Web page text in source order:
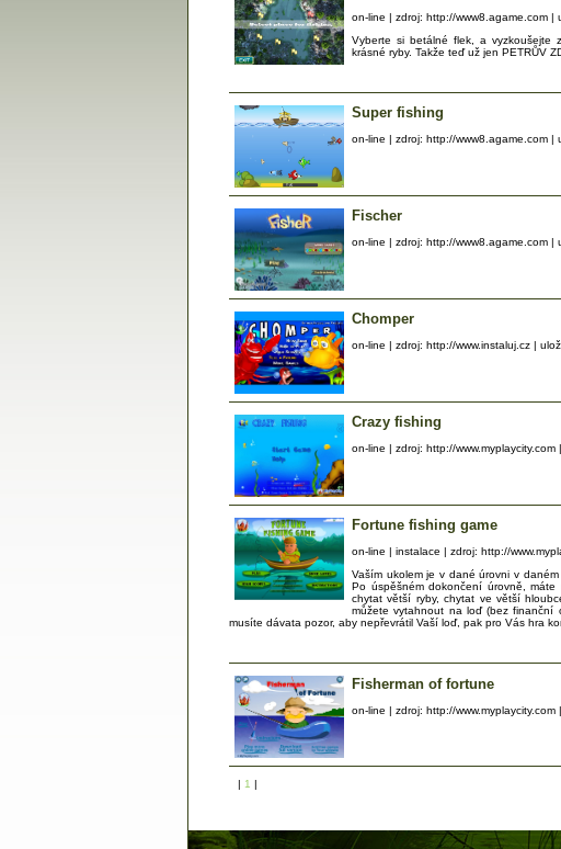
on-line | zdroj: http://www8.agame.com |
Vyberte si betálné flek, a vyzkoušejte
krásné ryby. Takže teď už jen PETRŮV
Super fishing
on-line | zdroj: http://www8.agame.com |
Fischer
on-line | zdroj: http://www8.agame.com |
Chomper
on-line | zdroj: http://www.instaluj.cz |
Crazy fishing
on-line | zdroj: http://
Fortune fishing game
on-line | instalace | zdroj: http://
Vaším ukolem je v dané úrovni v
Po úspěšném dokončení úrovně,
chytat větší ryby, chytat ve větší
můžete vytahnout na loď (bez finanční
musíte dávata pozor, aby nepřevrátil Vaší loď, pak pro Vás hra
Fisherman of fortune
on-line | zdroj: http://
| 1 |